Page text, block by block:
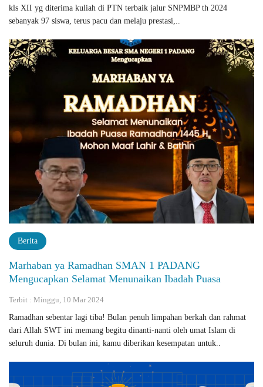
kls XII yg diterima kuliah di PTN terbaik jalur SNPMBP th 2024
sebanyak 97 siswa, terus pacu dan melaju prestasi,..
Berita
Marhaban ya Ramadhan SMAN 1 PADANG
Mengucapkan Selamat Menunaikan Ibadah Puasa
Terbit : Minggu, 10 Mar 2024
Ramadhan sebentar lagi tiba! Bulan penuh limpahan berkah dan rahmat
dari Allah SWT ini memang begitu dinanti-nanti oleh umat Islam di
seluruh dunia. Di bulan ini, kamu diberikan kesempatan untuk..